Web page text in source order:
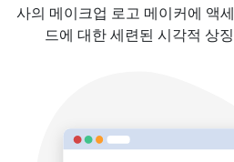
사의 메이크업 로고 메이커에 액
드에 대한 세련된 시각적 상